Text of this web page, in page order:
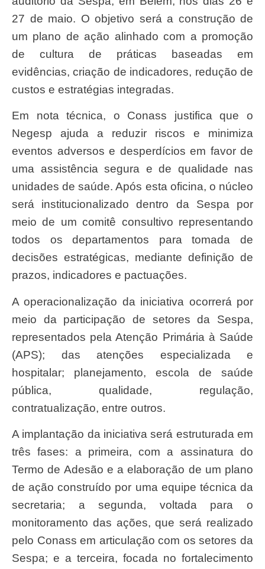
27 de maio. O objetivo será a construção de
um plano de ação alinhado com a promoção
de cultura de práticas baseadas em
evidências, criação de indicadores, redução de
custos e estratégias integradas.
Em nota técnica, o Conass justifica que o
Negesp ajuda a reduzir riscos e minimiza
eventos adversos e desperdícios em favor de
uma assistência segura e de qualidade nas
unidades de saúde. Após esta oficina, o núcleo
será institucionalizado dentro da Sespa por
meio de um comitê consultivo representando
todos os departamentos para tomada de
decisões estratégicas, mediante definição de
prazos, indicadores e pactuações.
A operacionalização da iniciativa ocorrerá por
meio da participação de setores da Sespa,
representados pela Atenção Primária à Saúde
(APS); das atenções especializada e
hospitalar; planejamento, escola de saúde
pública, qualidade, regulação,
contratualização, entre outros.
A implantação da iniciativa será estruturada em
três fases: a primeira, com a assinatura do
Termo de Adesão e a elaboração de um plano
de ação construído por uma equipe técnica da
secretaria; a segunda, voltada para o
monitoramento das ações, que será realizado
pelo Conass em articulação com os setores da
Sespa; e a terceira, focada no fortalecimento